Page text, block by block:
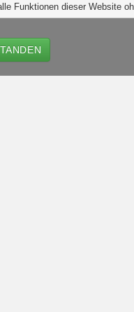
Funktionen dieser Website